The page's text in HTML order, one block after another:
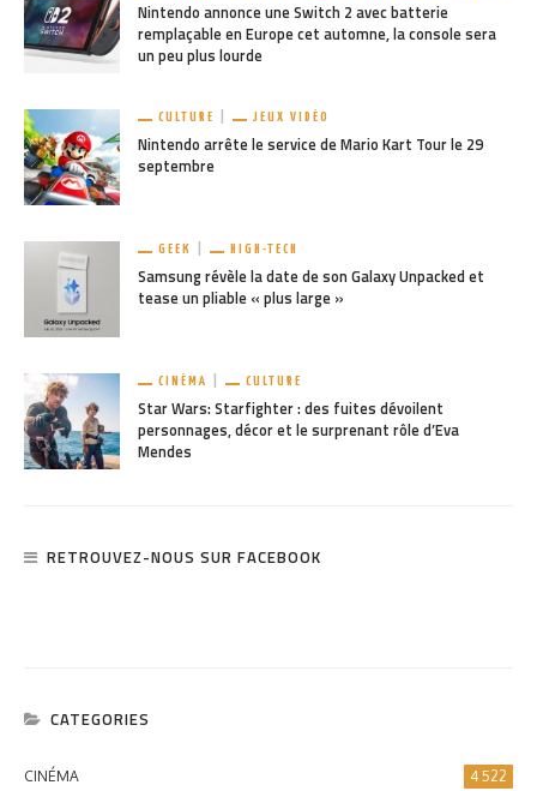
Nintendo annonce une Switch 2 avec batterie
remplaçable en Europe cet automne, la console sera
un peu plus lourde
CULTURE JEUX VIDÉO
Nintendo arrête le service de Mario Kart Tour le 29
septembre
GEEK HIGH-TECH
Samsung révèle la date de son Galaxy Unpacked et
tease un pliable « plus large »
CINÉMA CULTURE
Star Wars: Starfighter : des fuites dévoilent
personnages, décor et le surprenant rôle d’Eva
Mendes
RETROUVEZ-NOUS SUR FACEBOOK
CATEGORIES
CINÉMA 4 522